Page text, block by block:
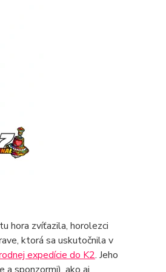
hora zvíťazila, horolezci
ktorá sa uskutočnila v
expedície do K2. Jeho